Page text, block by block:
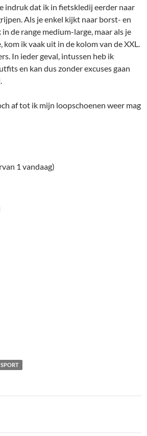
indruk dat ik in fietskledij eerder naar
Als je enkel kijkt naar borst- en
de range medium-large, maar als je
ik vaak uit in de kolom van de XXL.
In ieder geval, intussen heb ik
en kan dus zonder excuses gaan
af tot ik mijn loopschoenen weer mag
1 vandaag)
SPORT